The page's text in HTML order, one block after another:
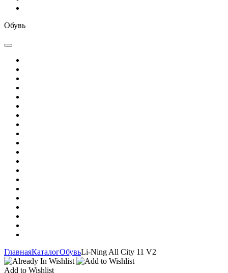
Обувь
ГлавнаяКаталогОбувьLi-Ning All City 11 V2
Add to Wishlist